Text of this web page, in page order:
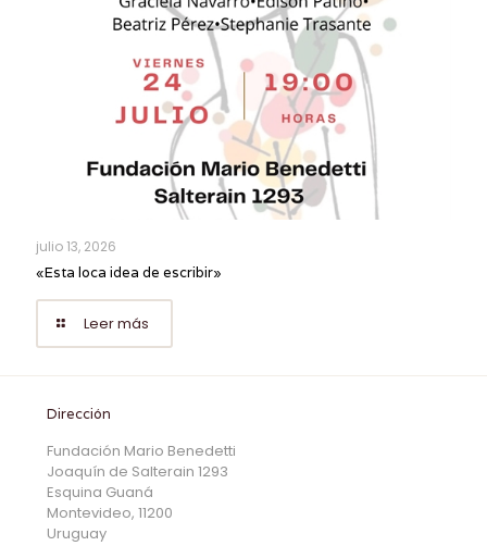
julio 13, 2026
«Esta loca idea de escribir»
Leer más
Dirección
Fundación Mario Benedetti
Joaquín de Salterain 1293
Esquina Guaná
Montevideo, 11200
Uruguay